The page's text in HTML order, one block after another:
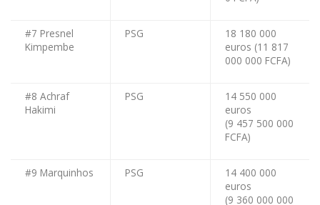
#7 Presnel
Kimpembe
PSG
18 180 000
euros (11 817
000 000 FCFA)
#8 Achraf
Hakimi
PSG
14 550 000
euros
(9 457 500 000
FCFA)
#9 Marquinhos PSG
14 400 000
euros
(9 360 000 000